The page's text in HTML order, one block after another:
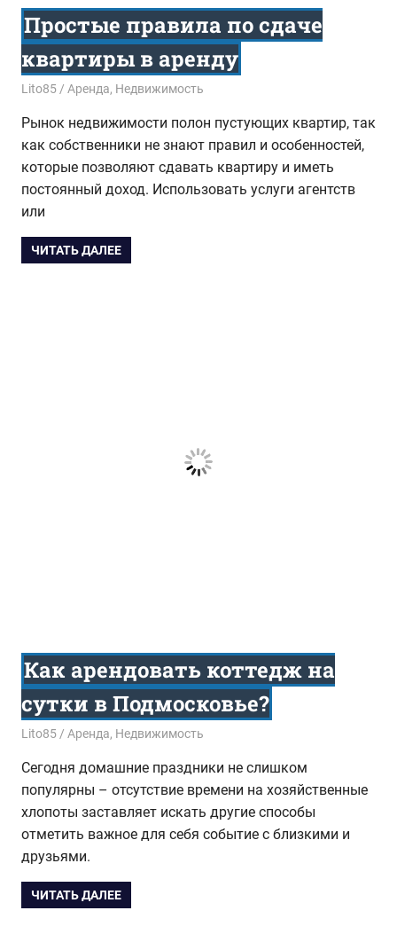
Простые правила по сдаче
квартиры в аренду
19.01.2017
Lito85 Аренда, Недвижимость
Рынок недвижимости полон пустующих квартир, так
как собственники не знают правил и особенностей,
которые позволяют сдавать квартиру и иметь
постоянный доход. Использовать услуги агентств
или
ЧИТАТЬ ДАЛЕЕ
Как арендовать коттедж на
сутки в Подмосковье?
28.01.2016
Lito85 Аренда, Недвижимость
Сегодня домашние праздники не слишком
популярны – отсутствие времени на хозяйственные
хлопоты заставляет искать другие способы
отметить важное для себя событие с близкими и
друзьями.
ЧИТАТЬ ДАЛЕЕ